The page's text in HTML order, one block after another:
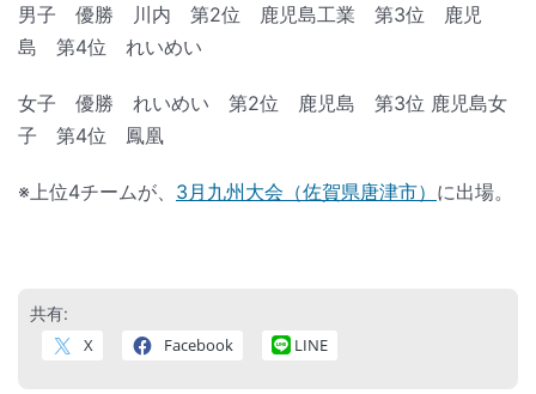
男子 優勝 川内 第2位 鹿児島工業 第3位 鹿児
島 第4位 れいめい
女子 優勝 れいめい 第2位 鹿児島 第3位 鹿児島女
子 第4位 鳳凰
※上位4チームが、 3月九州大会（佐賀県唐津市） に出場。
共有:
X Facebook LINE